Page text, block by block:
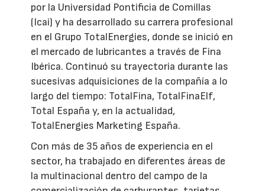
por la Universidad Pontificia de Comillas
(Icai) y ha desarrollado su carrera profesional
en el Grupo TotalEnergies, donde se inició en
el mercado de lubricantes a través de Fina
Ibérica. Continuó su trayectoria durante las
sucesivas adquisiciones de la compañía a lo
largo del tiempo: TotalFina, TotalFinaElf,
Total España y, en la actualidad,
TotalEnergies Marketing España.
Con más de 35 años de experiencia en el
sector, ha trabajado en diferentes áreas de
la multinacional dentro del campo de la